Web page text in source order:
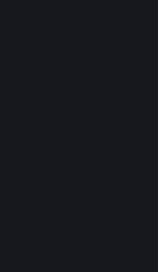
와